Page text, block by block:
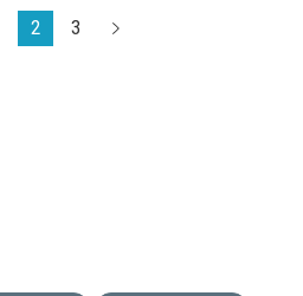
2 3